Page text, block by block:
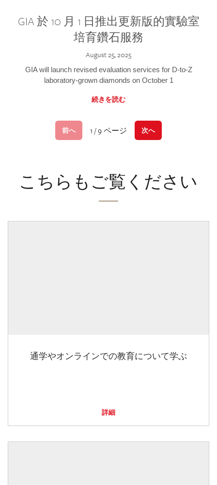
GIA 於 10 月 1 日推出更新版的實驗室
培育鑽石服務
August 25, 2025
GIA will launch revised evaluation services for D-to-Z
laboratory-grown diamonds on October 1
続きを読む
前へ 1 / 9 ページ 次へ
こちらもご覧ください
通学やオンラインでの教育について学ぶ
詳細